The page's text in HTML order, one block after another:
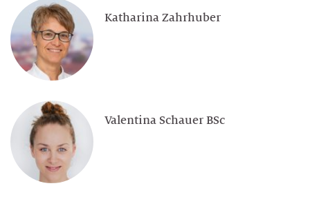
Katharina Zahrhuber
Valentina Schauer BSc